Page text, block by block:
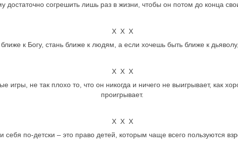
достаточно согрешить лишь раз в жизни, чтобы он потом до конца
Х Х Х
к Богу, стань ближе к людям, а если хочешь быть ближе к
Х Х Х
игры, не так плохо то, что он никогда и ничего не выигрывает, как
проигрывает.
Х Х Х
себя по-детски – это право детей, которым чаще всего пользуются